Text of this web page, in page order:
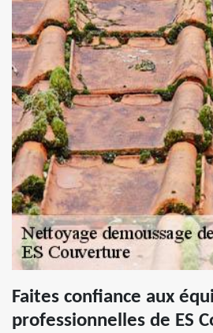
Faites confiance aux
professionnelles de ES